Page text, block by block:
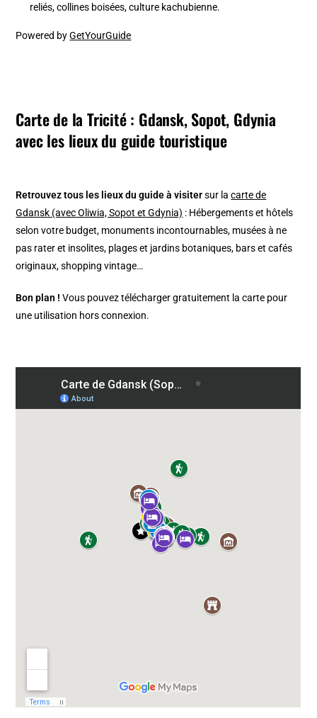
reliés, collines boisées, culture kachubienne.
Powered byGetYourGuide
Carte de la Tricité : Gdansk, Sopot, Gdynia
avec les lieux du guide touristique
Retrouvez tous les lieux du guide à visitersur lacarte de
Gdansk (avec Oliwia, Sopot et Gdynia) : Hébergements et hôtels
selon votre budget, monuments incontournables, musées à ne
pas rater et insolites, plages et jardins botaniques, bars et cafés
originaux, shopping vintage…
Bon plan ! Vous pouvez télécharger gratuitement la carte pour
une utilisation hors connexion.